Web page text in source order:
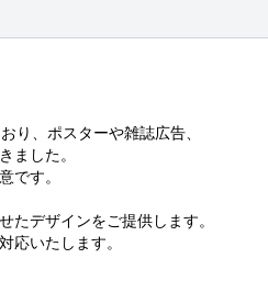
り、ポスターや雑誌広告、
ました。
です。
たデザインをご提供します。
応いたします。